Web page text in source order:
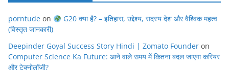
porntude on
G20 क्या है? – इतिहास, उद्देश्य, सदस्य देश और वैश्विक महत्व
(विस्तृत जानकारी)
Deepinder Goyal Success Story Hindi | Zomato Founder on
Computer Science Ka Future: आने वाले समय में कितना बदल जाएगा करियर
और टेक्नोलॉजी?